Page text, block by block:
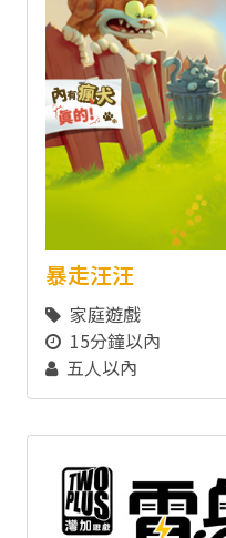
暴走汪汪
家庭遊戲
15分鐘以內
五人以內